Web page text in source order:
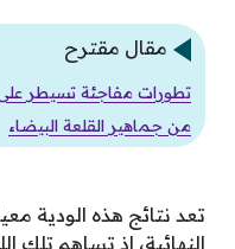
مقال مقترح
تطورات مفاجئة تسيطر
من جماهير القلعة البيضاء
تعد نتائج هذه الودية
النهائية، إذ تساهم تلك